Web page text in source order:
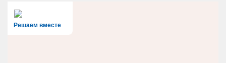
Решаем вместе